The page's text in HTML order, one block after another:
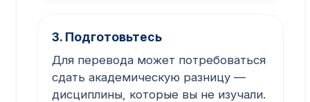
3. Подготовьтесь
Для перевода может потребоваться
сдать академическую разницу —
дисциплины, которые вы не изучали.